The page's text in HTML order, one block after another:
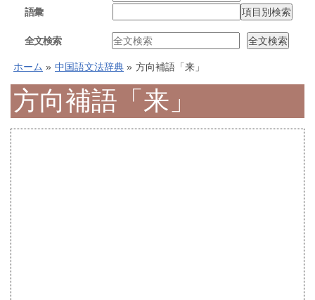
a
t
i
語彙
全文検索
ホーム » 中国語文法辞典 » 方向補語「来」
方向補語「来」